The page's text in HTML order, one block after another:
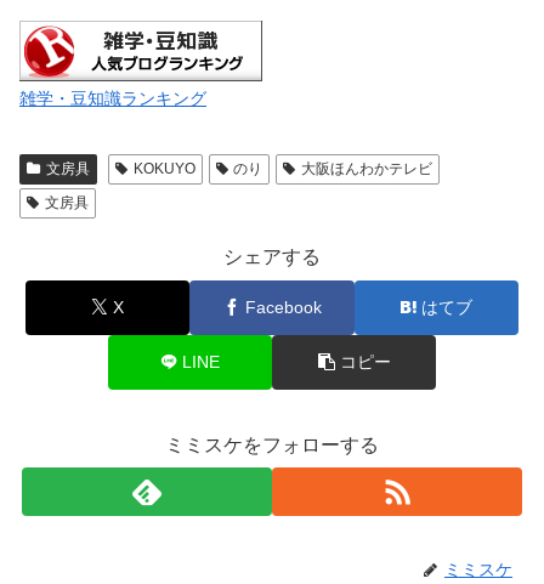
雑学・豆知識ランキング
文房具 KOKUYO のり
大阪ほんわかテレビ
文房具
シェアする
X Facebook はてブ
LINE コピー
ミミスケをフォローする
ミミスケ